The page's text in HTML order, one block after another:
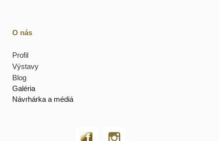
O nás
Profil
Výstavy
Blog
Galéria
Návrhárka a médiá